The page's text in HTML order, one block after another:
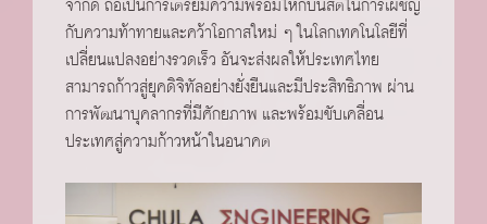
กับความท้าทายและคว้าโอกาสใหม่ ๆ ในโลกเทคโนโลยีที่
เปลี่ยนแปลงอย่างรวดเร็ว อันจะส่งผลให้ประเทศไทย
สามารถก้าวสู่ยุคดิจิทัลอย่างยั่งยืนและมีประสิทธิภาพ ผ่าน
การพัฒนาบุคลากรที่มีศักยภาพ และพร้อมขับเคลื่อน
ประเทศสู่ความก้าวหน้าในอนาคต